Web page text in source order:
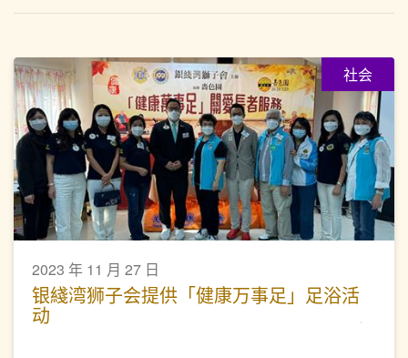
社会
2023 年 11 月 27 日
银綫湾狮子会提供「健康万事足」足浴活
动